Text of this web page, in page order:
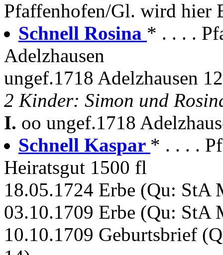
Pfaffenhofen/Gl. wird hier
Schnell Rosina * . . . .
Adelzhausen
ungef.1718 Adelzhausen
2 Kinder: Simon und
I. oo ungef.1718
Schnell Kaspar * . . . .
Heiratsgut 1500 fl
18.05.1724 Erbe (Qu: StA
03.10.1709 Erbe (Qu: StA
10.10.1709 Geburtsbrief